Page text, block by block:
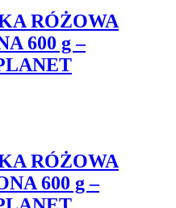
RÓŻOWA
600 g –
RÓŻOWA
600 g –